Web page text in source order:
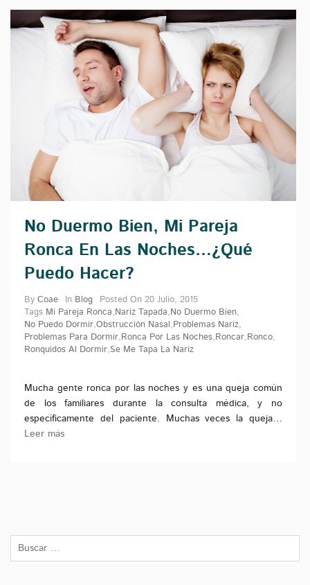
No Duermo Bien, Mi Pareja
Ronca En Las Noches…¿Qué
Puedo Hacer?
By Coae In Blog Posted On 20 Julio, 2015
Tags Mi Pareja Ronca, Nariz Tapada, No Duermo Bien,
No Puedo Dormir,Obstrucción Nasal , Problemas Nariz,
Problemas Para Dormir, Ronca Por Las Noches, Roncar, Ronco,
Ronquidos Al Dormir,Se Me Tapa La Nariz
Mucha gente ronca por las noches y es una queja común
de los familiares durante la consulta médica, y no
específicamente del paciente. Muchas veces la queja…
Leer más